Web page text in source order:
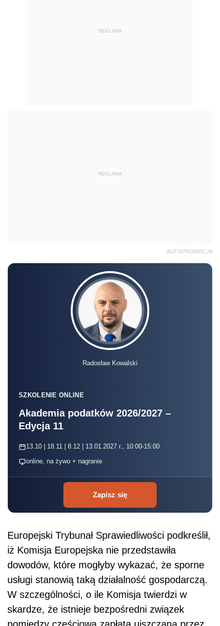
REKLAMA
REKLAMA
AUTOPROMOCJA
Radosław Kowalski
SZKOLENIE ONLINE
Akademia podatków 2026/2027 –
Edycja 11
13.10 | 18.11 | 8.12 | 13.01.2027 r., 10:00-15:00
online, na żywo + nagranie
Zapisz się
Europejski Trybunał Sprawiedliwości podkreślił,
iż Komisja Europejska nie przedstawiła
dowodów, które mogłyby wykazać, że sporne
usługi stanowią taką działalność gospodarczą.
W szczególności, o ile Komisja twierdzi w
skardze, że istnieje bezpośredni związek